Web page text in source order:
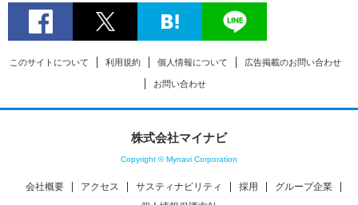
このサイトについて 利用規約 個人情報について 広告掲載のお問い合わせ
お問い合わせ
株式会社マイナビ
Copyright © Mynavi Corporation
会社概要 アクセス サスティナビリティ 採用
グループ企業